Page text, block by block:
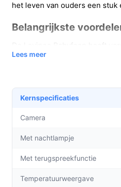
het leven van ouders een stuk
Belangrijkste
voordelen die het een
**Duidelijke
scherm geniet je van
infrarood LED's kun je je
zonder het licht aan te
**Eenvoudige
Lees meer
Kernspecificaties
Camera
Met nachtlampje
Met terugspreekfunctie
Temperatuurweergave